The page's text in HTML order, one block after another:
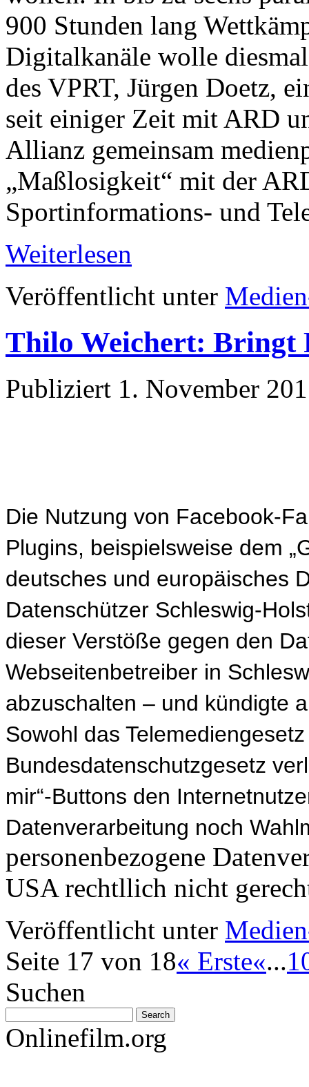
900 Stunden lang
Digitalkanäle wolle
des VPRT, Jürgen Doetz,
seit einiger Zeit mit ARD
Allianz gemeinsam
„Maßlosigkeit“ mit der
Sportinformations- und
Weiterlesen
Veröffentlicht unter
Thilo Weichert: Bringt
Publiziert 1. November
Die Nutzung von Facebook-
Plugins, beispielsweise dem
deutsches und europäisches
Datenschützer Schleswig-
dieser Verstöße gegen den
Webseitenbetreiber in
abzuschalten – und kündigte
Sowohl das
Bundesdatenschutzgesetz
mir“-Buttons den
Datenverarbeitung noch
personenbezogene
USA rechtllich nicht
Veröffentlicht unter
Seite 17 von 18« Erste«...
Suchen
Onlinefilm.org